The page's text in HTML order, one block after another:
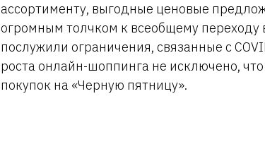
ассортименту, выгодные ценовые
огромным толчком к всеобщему переходу
послужили ограничения, связанные с
роста онлайн-шоппинга не исключено,
покупок на «Черную пятницу».